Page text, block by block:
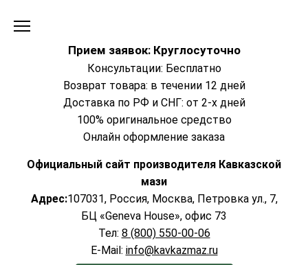
Прием заявок: Круглосуточно
Консультации: Бесплатно
Возврат товара: в течении 12 дней
Доставка по РФ и СНГ: от 2-х дней
100% оригинальное средство
Онлайн оформление заказа
Официальный сайт производителя Кавказской
мази
Адрес:107031, Россия, Москва, Петровка ул., 7,
БЦ «Geneva House», офис 73
Тел: 8 (800) 550-00-06
E-Mail: info@kavkazmaz.ru